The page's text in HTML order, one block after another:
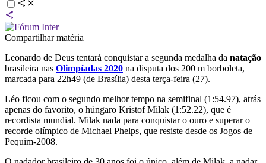
Compartilhar matéria
Leonardo de Deus tentará conquistar a segunda medalha da natação
brasileira nas Olimpíadas 2020 na disputa dos 200 m borboleta,
marcada para 22h49 (de Brasília) desta terça-feira (27).
Léo ficou com o segundo melhor tempo na semifinal (1:54.97), atrás
apenas do favorito, o húngaro Kristof Milak (1:52.22), que é
recordista mundial. Milak nada para conquistar o ouro e superar o
recorde olímpico de Michael Phelps, que resiste desde os Jogos de
Pequim-2008.